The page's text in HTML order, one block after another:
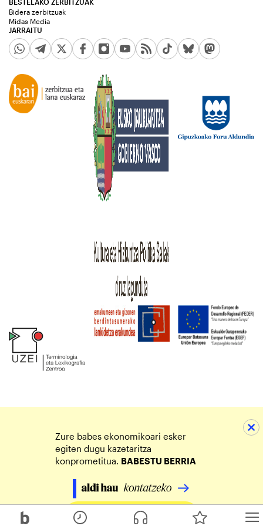
JARRAITU
BESTELAKO ZERBITZUAK
Bidera zerbitzuak
Midas Media
Zure babes ekonomikoari esker
egiten dugu kazetaritza
konprometitua. BABESTU BERRIA
Egin zure ekarpena